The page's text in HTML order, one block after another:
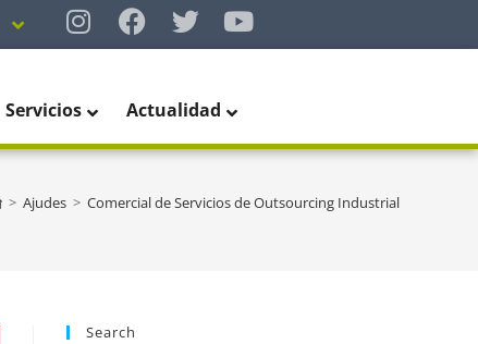
Servicios Actualidad
> Ajudes > Comercial de Servicios de Outsourcing Industrial
Search